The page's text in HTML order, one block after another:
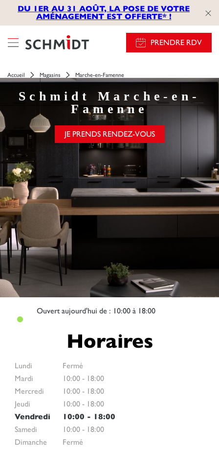
DU 1ER AU 31 AOÛT, LA POSE DE VOTRE
AMÉNAGEMENT EST OFFERTE* !
PRENDRE RDV
Accueil Magasins Marche-en-Famenne
Schmidt
Marche-en-
Famenne
JE PRENDS RENDEZ-VOUS
Ouvertaujourd'hui de : 10:00 à 18:00
Horaires
Lundi
Fermé
Mardi
10:00 - 18:00
Mercredi
10:00 - 18:00
Jeudi
10:00 - 18:00
Vendredi
10:00 - 18:00
Samedi
10:00 - 18:00
Dimanche
Fermé